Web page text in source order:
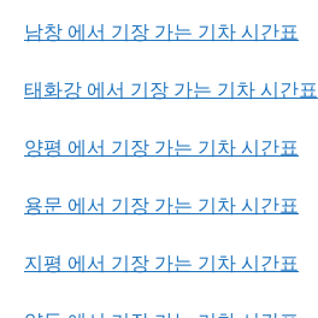
남창 에서 기장 가는 기차 시간표
태화강 에서 기장 가는 기차 시간표
양평 에서 기장 가는 기차 시간표
용문 에서 기장 가는 기차 시간표
지평 에서 기장 가는 기차 시간표